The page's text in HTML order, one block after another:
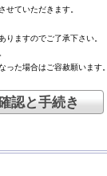
ていただきます。
ますのでご了承下さい。
た場合はご容赦願います。
認と手続き